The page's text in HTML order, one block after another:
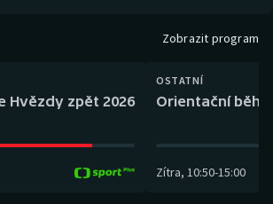
Zobrazit program
Hvězdy zpět 2026
OSTATNÍ
Orientační běh:
Zítra, 10:50-15:00